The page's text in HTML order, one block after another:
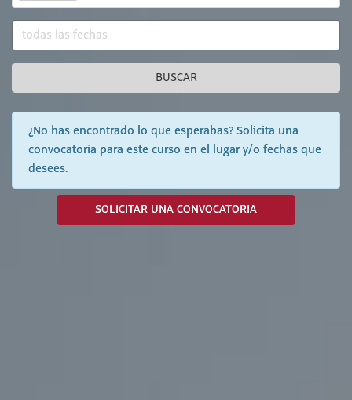
BUSCAR
¿No has encontrado lo que esperabas? Solicita una
convocatoria para este curso en el lugar y/o fechas que
desees.
SOLICITAR UNA CONVOCATORIA